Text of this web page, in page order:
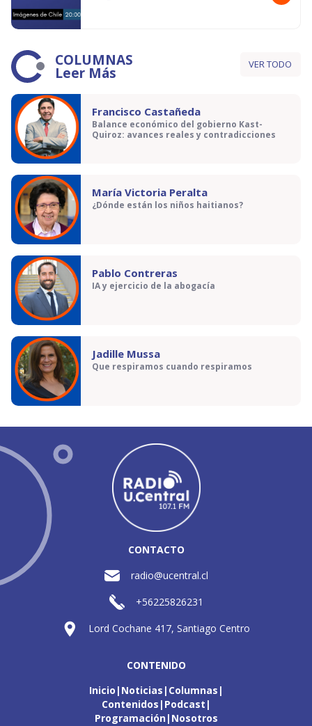
COLUMNAS
Leer Más VER TODO
Francisco Castañeda
Balance económico del gobierno Kast-
Quiroz: avances reales y contradicciones
María Victoria Peralta
¿Dónde están los niños haitianos?
Pablo Contreras
IA y ejercicio de la abogacía
Jadille Mussa
Que respiramos cuando respiramos
CONTACTO
radio@ucentral.cl
+56225826231
Lord Cochane 417, Santiago Centro
CONTENIDO
Inicio Noticias Columnas
Contenidos Podcast
Programación Nosotros